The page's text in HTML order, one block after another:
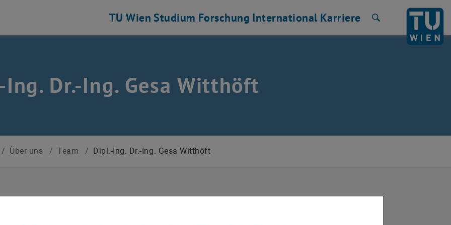
TU Wien Studium Forschung International Karriere
Ing. Dr.-Ing. Gesa Witthöft
/ Über uns / Team / Dipl.-Ing. Dr.-Ing. Gesa Witthöft